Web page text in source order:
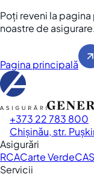
Poți reveni la
noastre de asigurare.
Pagina principală
+373 22 783 800
Chișinău, str.
Asigurări
RCACarte Verde
Servicii